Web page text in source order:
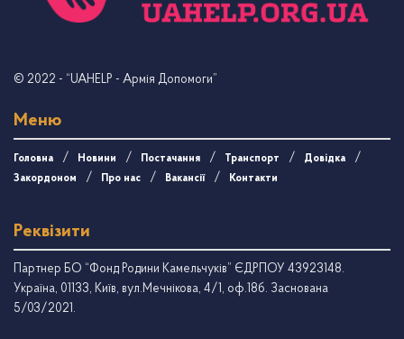
© 2022 - “UAHELP - Армія Допомоги”
Меню
Головна Новини Постачання Транспорт
Довідка
Закордоном
Про нас Вакансії Контакти
Реквізити
Партнер БО “Фонд Родини Камельчуків” ЄДРПОУ 43923148.
Україна, 01133, Київ, вул.Мечнікова, 4/1, оф.18б. Заснована
5/03/2021.